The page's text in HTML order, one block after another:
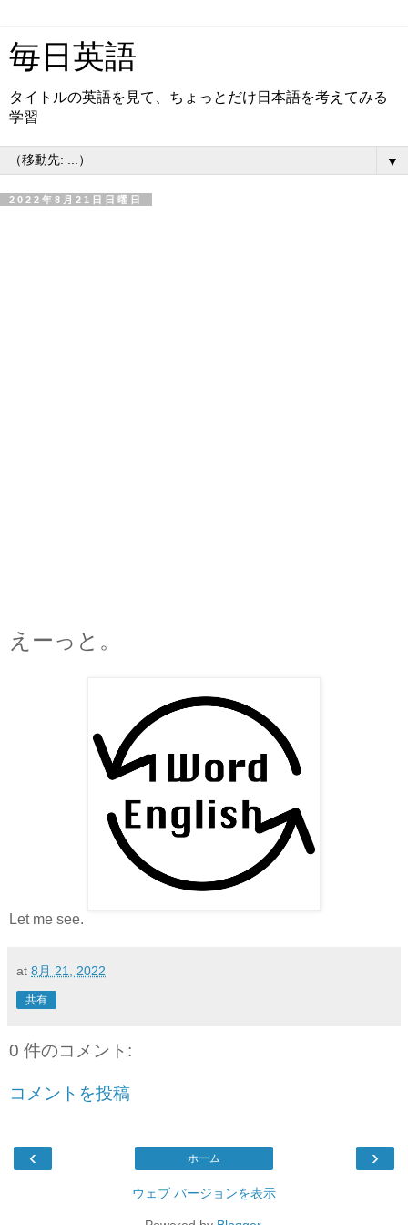
毎日英語
タイトルの英語を見て、ちょっとだけ日本語を考えてみる
学習
▼
2022年8月21日日曜日
えーっと。
Let me see.
at 8月 21, 2022
共有
0 件のコメント:
コメントを投稿
‹ ›
ホーム
ウェブ バージョンを表示